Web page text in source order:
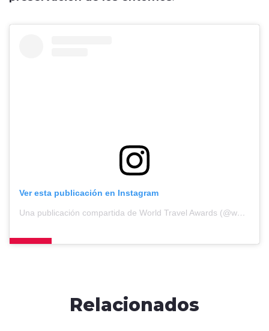
Ver esta publicación en Instagram
Una publicación compartida de World Travel Awards (@worldtravelawards)
Relacionados